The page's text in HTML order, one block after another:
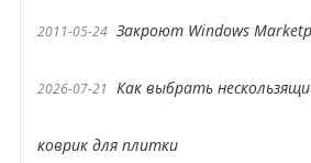
2011-05-24 Закроют Windows
2026-07-21 Как выбрать
коврик для плитки